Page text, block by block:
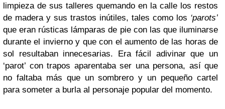
limpieza de sus talleres quemando en la calle los restos
de madera y sus trastos inútiles, tales como los ‘parots’
que eran rústicas lámparas de pie con las que iluminarse
durante el invierno y que con el aumento de las horas de
sol resultaban innecesarias. Era fácil adivinar que un
‘parot’ con trapos aparentaba ser una persona, así que
no faltaba más que un sombrero y un pequeño cartel
para someter a burla al personaje popular del momento.